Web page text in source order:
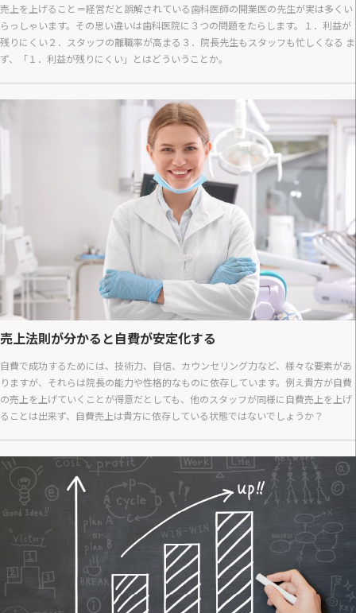
売上を上げること＝経営だと誤解されている歯科医師の開業医の先生が実は多くい
らっしゃいます。その思い違いは歯科医院に３つの問題をたらします。１．利益が
残りにくい２．スタッフの離職率が高まる３．院長先生もスタッフも忙しくなる ま
ず、「１．利益が残りにくい」とはどういうことか。
売上法則が分かると自費が安定化する
自費で成功するためには、技術力、自信、カウンセリング力など、様々な要素があ
りますが、それらは院長の能力や性格的なものに依存しています。例え貴方が自費
の売上を上げていくことが得意だとしても、他のスタッフが同様に自費売上を上げ
ることは出来ず、自費売上は貴方に依存している状態ではないでしょうか？